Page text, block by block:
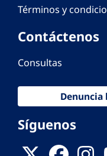
Términos y
Contáctenos
Consultas
Denuncia
Síguenos